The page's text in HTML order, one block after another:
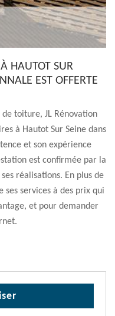
HAUTOT SUR
EST OFFERTE
toiture, JL Rénovation
à Hautot Sur Seine dans
et son expérience
est confirmée par la
réalisations. En plus de
ses services à des prix qui
et pour demander